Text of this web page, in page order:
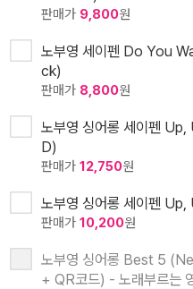
판매가 9,800원
노부영 세이펜 Do You
ck)
판매가 8,800원
노부영 싱어롱 세이펜
D)
판매가 12,750원
노부영 싱어롱 세이펜
판매가 10,200원
노부영 싱어롱 Best 5
+ QR코드) - 노래부르는